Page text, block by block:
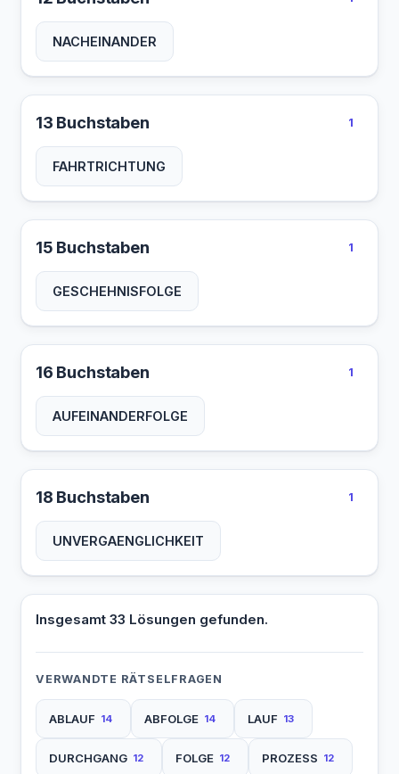
NACHEINANDER
13 Buchstaben 1
FAHRTRICHTUNG
15 Buchstaben 1
GESCHEHNISFOLGE
16 Buchstaben 1
AUFEINANDERFOLGE
18 Buchstaben 1
UNVERGAENGLICHKEIT
Insgesamt 33 Lösungen gefunden.
VERWANDTE RÄTSELFRAGEN
ABLAUF 14 ABFOLGE 14 LAUF 13
DURCHGANG 12 FOLGE 12 PROZESS 12